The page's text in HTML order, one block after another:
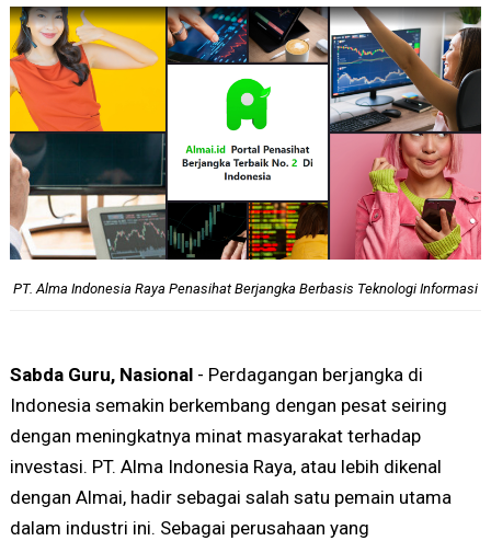
PT. Alma Indonesia Raya Penasihat Berjangka Berbasis Teknologi Informasi
Sabda Guru, Nasional- Perdagangan berjangka di
Indonesia semakin berkembang dengan pesat seiring
dengan meningkatnya minat masyarakat terhadap
investasi. PT. Alma Indonesia Raya, atau lebih dikenal
dengan Almai, hadir sebagai salah satu pemain utama
dalam industri ini. Sebagai perusahaan yang